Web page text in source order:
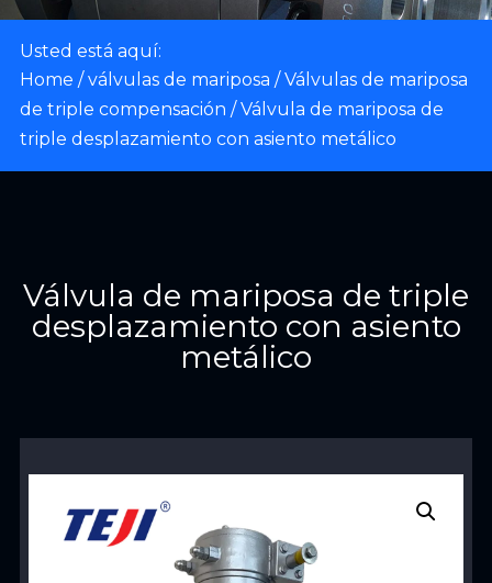
Usted está aquí:
Home /válvulas de mariposa /Válvulas de mariposa
de triple compensación / Válvula de mariposa de
triple desplazamiento con asiento metálico
Válvula de mariposa de triple
desplazamiento con asiento
metálico